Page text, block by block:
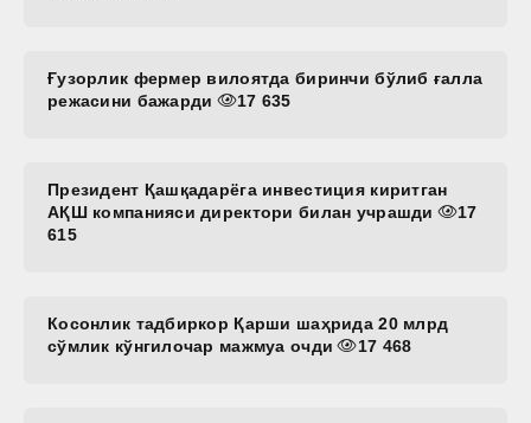
Ғузорлик фермер вилоятда биринчи бўлиб ғалла
режасини бажарди
17 635
Президент Қашқадарёга инвестиция киритган
АҚШ компанияси директори билан учрашди
17
615
Косонлик тадбиркор Қарши шаҳрида 20 млрд
сўмлик кўнгилочар мажмуа очди
17 468